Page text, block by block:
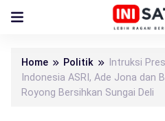
Home Politik
Intruksi
Indonesia ASRI, Ade Jona dan
Royong Bersihkan Sungai Deli